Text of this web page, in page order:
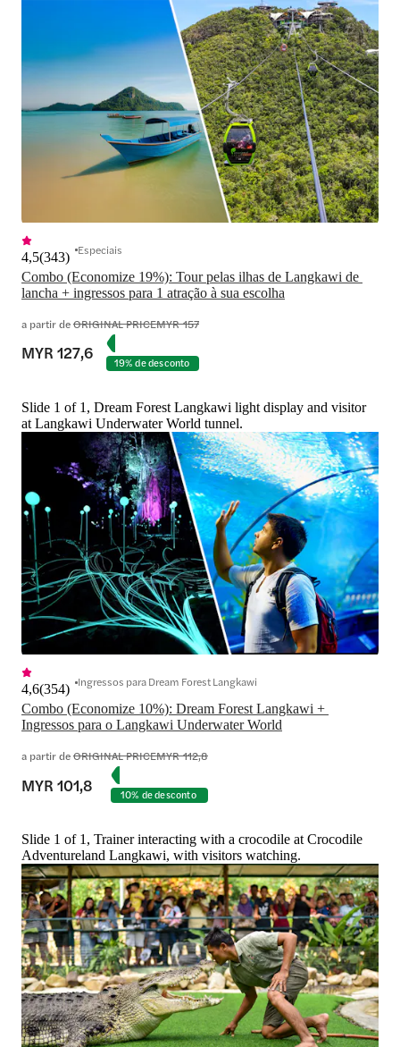
Combo (Economize 19%): Tour pelas ilhas de Langkawi de
lancha + ingressos para 1 atração à sua escolha
4,5(343) Especiais
a partir deORIGINAL PRICEMYR 157
MYR 127,6 19% de desconto
Slide 1 of 1, Dream Forest Langkawi light display and visitor
at Langkawi Underwater World tunnel.
Combo (Economize 10%): Dream Forest Langkawi +
Ingressos para o Langkawi Underwater World
4,6(354) Ingressos para Dream Forest Langkawi
a partir deORIGINAL PRICEMYR 112,8
MYR 101,8 10% de desconto
Slide 1 of 1, Trainer interacting with a crocodile at Crocodile
Adventureland Langkawi, with visitors watching.